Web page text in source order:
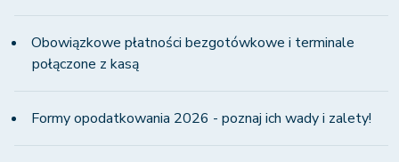
Obowiązkowe płatności bezgotówkowe i terminale
połączone z kasą
Formy opodatkowania 2026 - poznaj ich wady i zalety!